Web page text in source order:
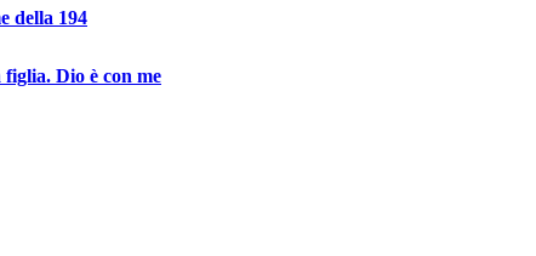
della 194
Dio è con me